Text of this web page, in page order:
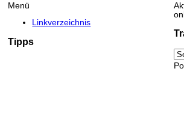
Menü
Linkverzeichnis
Tipps